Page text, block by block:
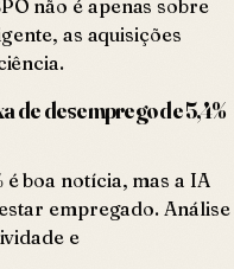
não é apenas sobre
as aquisições
de desemprego de 5,4%
boa notícia, mas a IA
empregado. Análise
e